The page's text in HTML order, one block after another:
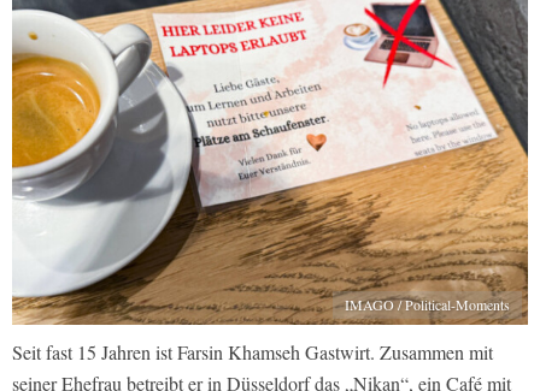
IMAGO / Political-Moments
Seit fast 15 Jahren ist Farsin Khamseh Gastwirt. Zusammen mit
seiner Ehefrau betreibt er in Düsseldorf das „Nikan“, ein Café mit